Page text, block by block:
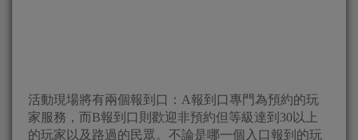
活動現場將有兩個報到口：A報到口專門為預約的玩
家服務，而B報到口則歡迎非預約但等級達到30以上
的玩家以及路過的民眾。不論是哪一個入口報到的玩